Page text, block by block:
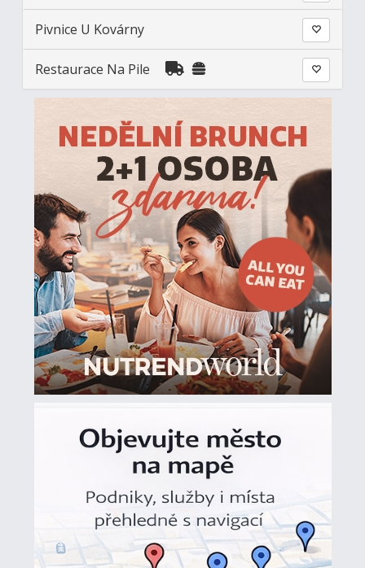
Pivnice U Kovárny
Restaurace Na Pile